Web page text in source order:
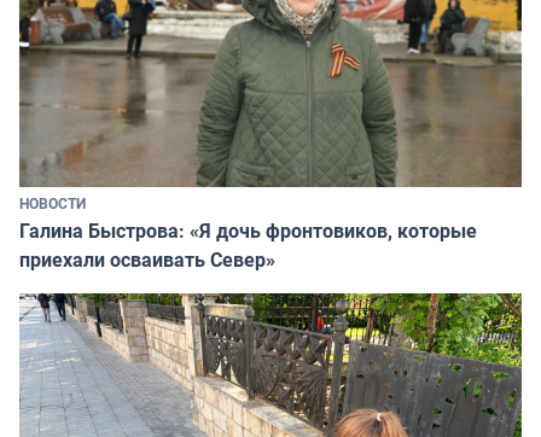
НОВОСТИ
Галина Быстрова: «Я дочь фронтовиков, которые
приехали осваивать Север»